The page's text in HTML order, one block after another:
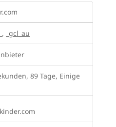
, _gcl_au
89 Tage, Einige